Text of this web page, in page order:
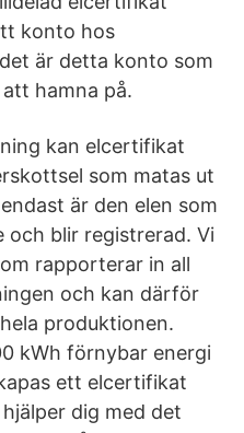
konto hos
är detta konto som
hamna på.
kan elcertifikat
som matas ut
är den elen som
och blir registrerad. Vi
rapporterar in all
och kan därför
produktionen.
kWh förnybar energi
ett elcertifikat
dig med det